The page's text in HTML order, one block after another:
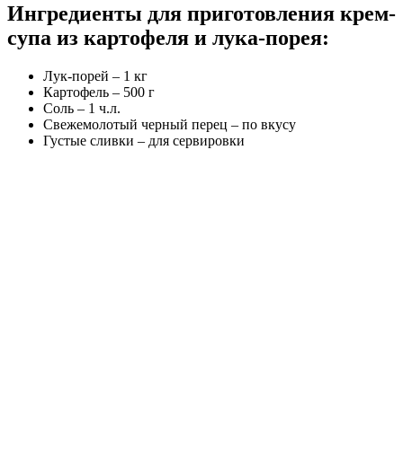
Ингредиенты для приготовления крем-
супа из картофеля и лука-порея:
Лук-порей – 1 кг
Картофель – 500 г
Соль – 1 ч.л.
Свежемолотый черный перец – по вкусу
Густые сливки – для сервировки